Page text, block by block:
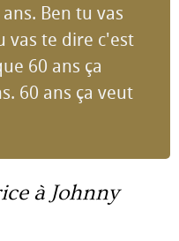
Ben tu vas
vas te dire c'est
60 ans ça
60 ans ça veut
à Johnny